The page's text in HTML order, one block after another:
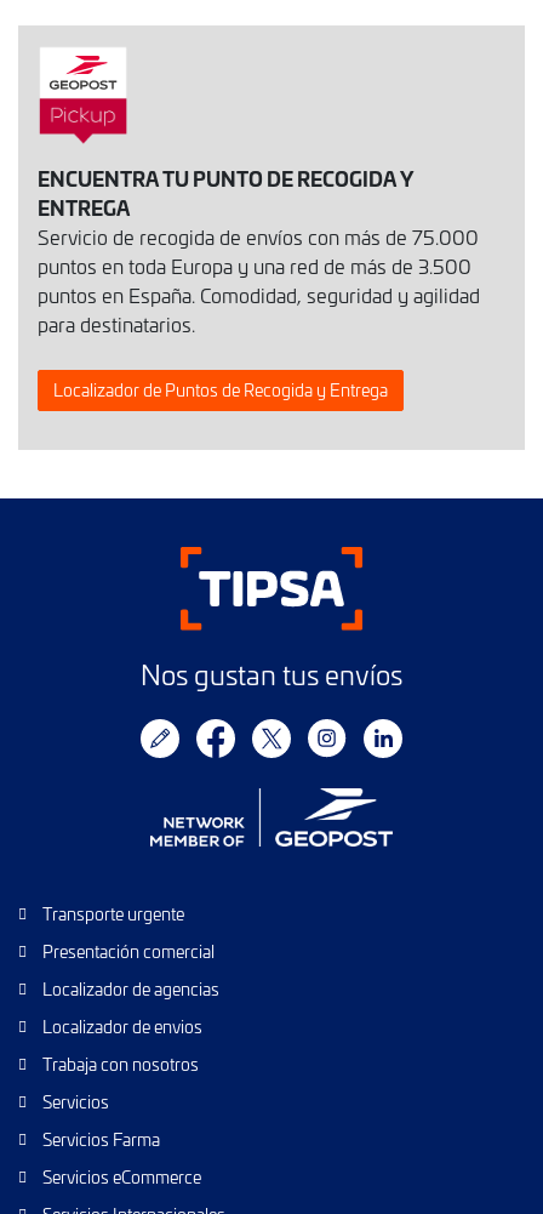
ENCUENTRA TU PUNTO DE RECOGIDA Y
ENTREGA
Servicio de recogida de envíos con más de 75.000
puntos en toda Europa y una red de más de 3.500
puntos en España. Comodidad, seguridad y agilidad
para destinatarios.
Localizador de Puntos de Recogida y Entrega
Nos gustan tus envíos
Transporte urgente
Presentación comercial
Localizador de agencias
Localizador de envios
Trabaja con nosotros
Servicios
Servicios Farma
Servicios eCommerce